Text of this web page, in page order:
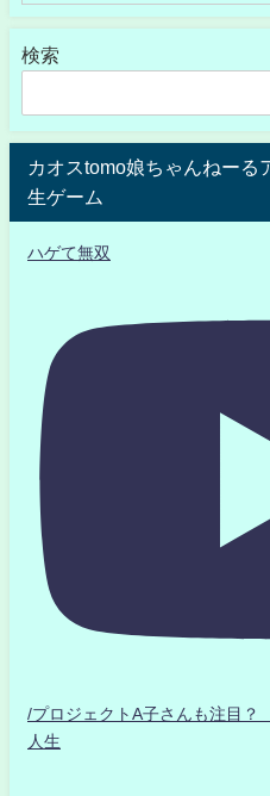
検索
カオスtomo娘ちゃんねーる
生ゲーム
ハゲて無双
/プロジェクトA子さんも注目
人生